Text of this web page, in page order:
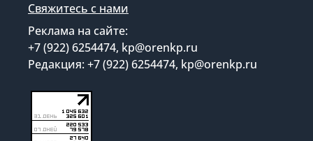
Свяжитесь с нами
Реклама на сайте:
+7 (922) 6254474, kp@orenkp.ru
Редакция: +7 (922) 6254474, kp@orenkp.ru